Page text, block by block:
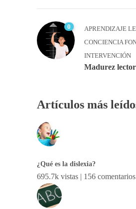
0 APRENDIZAJE
CONCIENCIA
INTERVENCIÓN
Madurez
Artículos más
¿Qué es la dislexia?
695.7k vistas | 156 comentarios